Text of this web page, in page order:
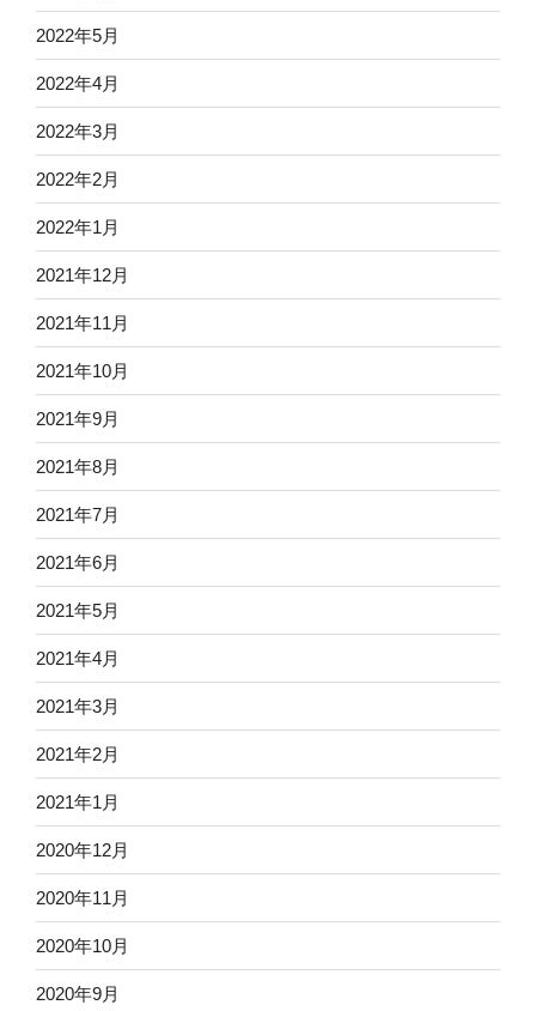
2022年5月
2022年4月
2022年3月
2022年2月
2022年1月
2021年12月
2021年11月
2021年10月
2021年9月
2021年8月
2021年7月
2021年6月
2021年5月
2021年4月
2021年3月
2021年2月
2021年1月
2020年12月
2020年11月
2020年10月
2020年9月